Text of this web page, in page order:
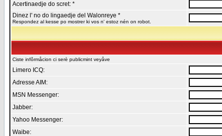
Acertinaedje do scret: *
Dinez l' no do lingaedje del Walonreye *
Respondez al kesse po mostrer ki vos n' estoz nén on robot.
Ciste infôrmåcion ci serè publicmint veyåve
Limero ICQ:
Adresse AIM:
MSN Messenger:
Jabber:
Yahoo Messenger:
Waibe: